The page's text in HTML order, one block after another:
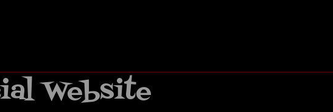
Website